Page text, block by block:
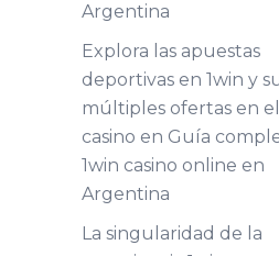
Argentina
Explora las apuestas
deportivas en 1win y
múltiples ofertas en el
casino en Guía
1win casino online en
Argentina
La singularidad de la